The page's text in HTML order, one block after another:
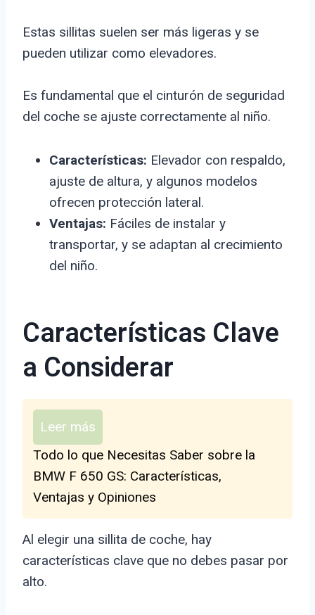
Estas sillitas suelen ser más ligeras y se
pueden utilizar como elevadores.
Es fundamental que el cinturón de seguridad
del coche se ajuste correctamente al niño.
Características: Elevador con respaldo,
ajuste de altura, y algunos modelos
ofrecen protección lateral.
Ventajas: Fáciles de instalar y
transportar, y se adaptan al crecimiento
del niño.
Características Clave
a Considerar
Leer más
Todo lo que Necesitas Saber sobre la
BMW F 650 GS: Características,
Ventajas y Opiniones
Al elegir una sillita de coche, hay
características clave que no debes pasar por
alto.